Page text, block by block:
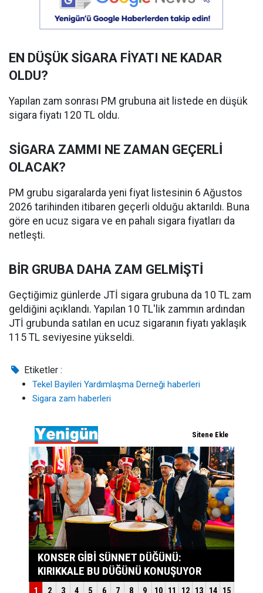
EN DÜŞÜK SİGARA FİYATI NE KADAR
OLDU?
Yapılan zam sonrası PM grubuna ait listede en düşük
sigara fiyatı 120 TL oldu.
SİGARA ZAMMI NE ZAMAN GEÇERLİ
OLACAK?
PM grubu sigaralarda yeni fiyat listesinin 6 Ağustos
2026 tarihinden itibaren geçerli olduğu aktarıldı. Buna
göre en ucuz sigara ve en pahalı sigara fiyatları da
netleşti.
BİR GRUBA DAHA ZAM GELMİŞTİ
Geçtiğimiz günlerde JTİ sigara grubuna da 10 TL zam
geldiğini açıklandı. Yapılan 10 TL'lik zammın ardından
JTİ grubunda satılan en ucuz sigaranın fiyatı yaklaşık
115 TL seviyesine yükseldi.
Etiketler :
Tekel Bayileri Yardımlaşma Derneği haberleri
Sigara zam haberleri